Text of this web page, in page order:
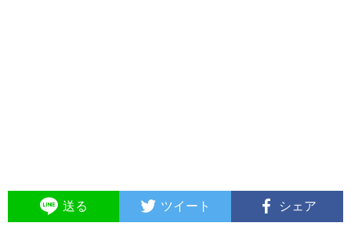
送る ツイート シェア